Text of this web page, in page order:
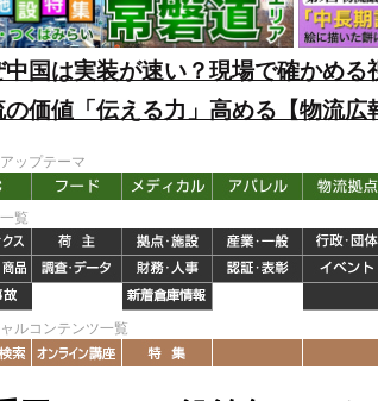
国は実装が速い？現場で確かめる
価値「伝える力」高める【物流
ップテーマ
覧
ルコンテンツ一覧